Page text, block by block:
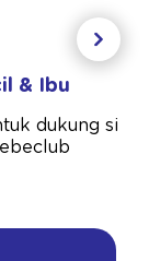
& Ibu
dukung si